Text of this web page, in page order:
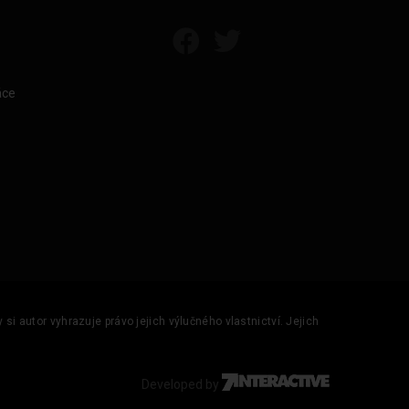
autor vyhrazuje právo jejich výlučného vlastnictví. Jejich
Developed by